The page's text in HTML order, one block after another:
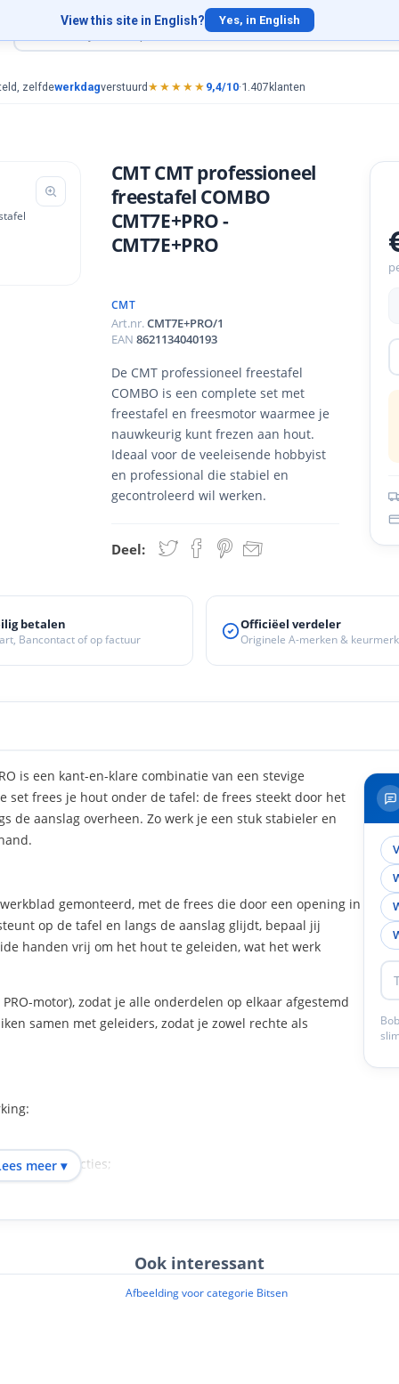
zelfdewerkdagverstuurd★★★★★ 9,4/10·1.407klanten
View this site in English? Yes, in English
CMT
CMT CMT professioneel
freestafel COMBO
CMT7E+PRO -
CMT7E+PRO
Art.nr.CMT7E+PRO/1
EAN 8621134040193
De CMT professioneel freestafel
COMBO is een complete set met
freestafel en freesmotor waarmee je
nauwkeurig kunt frezen aan hout.
Ideaal voor de veeleisende hobbyist
en professional die stabiel en
gecontroleerd wil werken.
Deel:
betalen
Bancontact of op factuur
Officiëel verdeler
Originele A-merken &
is een kant-en-klare combinatie van een stevige
set frees je hout onder de tafel: de frees steekt door het
de aanslag overheen. Zo werk je een stuk stabieler en
gemonteerd, met de frees die door een opening in
op de tafel en langs de aanslag glijdt, bepaal jij
handen vrij om het hout te geleiden, wat het werk
motor), zodat je alle onderdelen op elkaar afgestemd
samen met geleiders, zodat je zowel rechte als
en constructies;
in door de motor omhoog of omlaag te zetten.
meer ▾
Ook interessant